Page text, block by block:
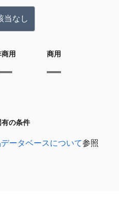
当なし
用 商用
有の条件
ータベースについて参照